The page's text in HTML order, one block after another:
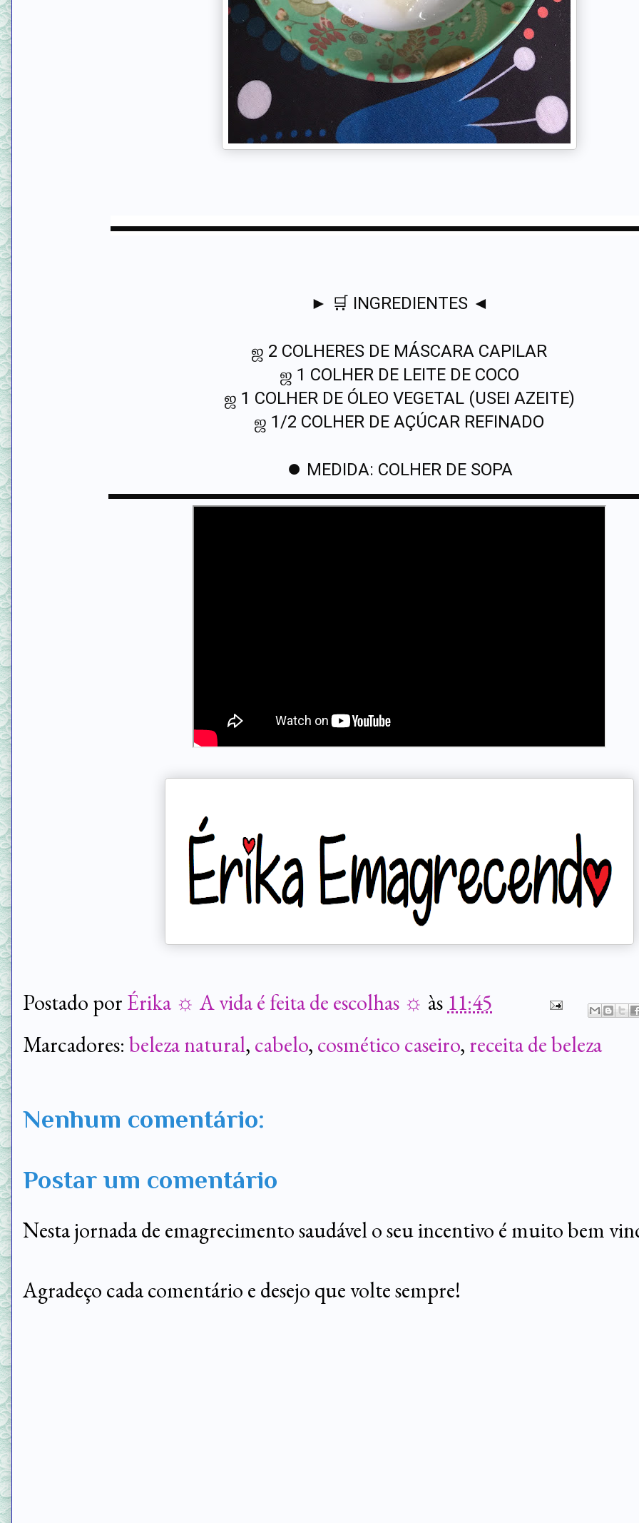
► 🛒 INGREDIENTES ◄
ஜ 2 COLHERES DE MÁSCARA CAPILAR
ஜ 1 COLHER DE LEITE DE COCO
ஜ 1 COLHER DE ÓLEO VEGETAL (USEI AZEITE)
ஜ 1/2 COLHER DE AÇÚCAR REFINADO
⏺ MEDIDA: COLHER DE SOPA
Postado por Érika ☼ A vida é feita de escolhas ☼ às 11:45
Marcadores: beleza natural, cabelo, cosmético caseiro, receita de beleza
Nenhum comentário:
Postar um comentário
Nesta jornada de emagrecimento saudável o seu incentivo é muito bem
Agradeço cada comentário e desejo que volte sempre!